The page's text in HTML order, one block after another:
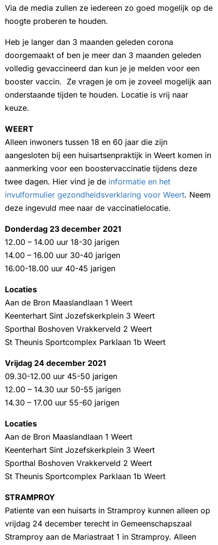
Via de media zullen ze iedereen zo goed mogelijk op de
hoogte proberen te houden.
Heb je langer dan 3 maanden geleden corona
doorgemaakt of ben je meer dan 3 maanden geleden
volledig gevaccineerd dan kun je je melden voor een
booster vaccin. Ze vragen je om je zoveel mogelijk aan
onderstaande tijden te houden. Locatie is vrij naar
keuze.
WEERT
Alleen inwoners tussen 18 en 60 jaar die zijn
aangesloten bij een huisartsenpraktijk in Weert komen in
aanmerking voor een boostervaccinatie tijdens deze
twee dagen. Hier vind je de informatie en het
invulformulier gezondheidsverklaring voor Weert. Neem
deze ingevuld mee naar de vaccinatielocatie.
Donderdag 23 december 2021
12.00 – 14.00 uur 18-30 jarigen
14.00 – 16.00 uur 30-40 jarigen
16.00-18.00 uur 40-45 jarigen
Locaties
Aan de Bron Maaslandlaan 1 Weert
Keenterhart Sint Jozefskerkplein 3 Weert
Sporthal Boshoven Vrakkerveld 2 Weert
St Theunis Sportcomplex Parklaan 1b Weert
Vrijdag 24 december 2021
09.30-12.00 uur 45-50 jarigen
12.00 – 14.30 uur 50-55 jarigen
14.30 – 17.00 uur 55-60 jarigen
Locaties
Aan de Bron Maaslandlaan 1 Weert
Keenterhart Sint Jozefskerkplein 3 Weert
Sporthal Boshoven Vrakkerveld 2 Weert
St Theunis Sportcomplex Parklaan 1b Weert
STRAMPROY
Patiente van een huisarts in Stramproy kunnen alleen op
vrijdag 24 december terecht in Gemeenschapszaal
Stramproy aan de Mariastraat 1 in Stramproy. Alleen